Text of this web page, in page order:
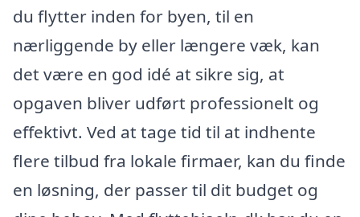
du flytter inden for byen, til en
nærliggende by eller længere væk, kan
det være en god idé at sikre sig, at
opgaven bliver udført professionelt og
effektivt. Ved at tage tid til at indhente
flere tilbud fra lokale firmaer, kan du finde
en løsning, der passer til dit budget og